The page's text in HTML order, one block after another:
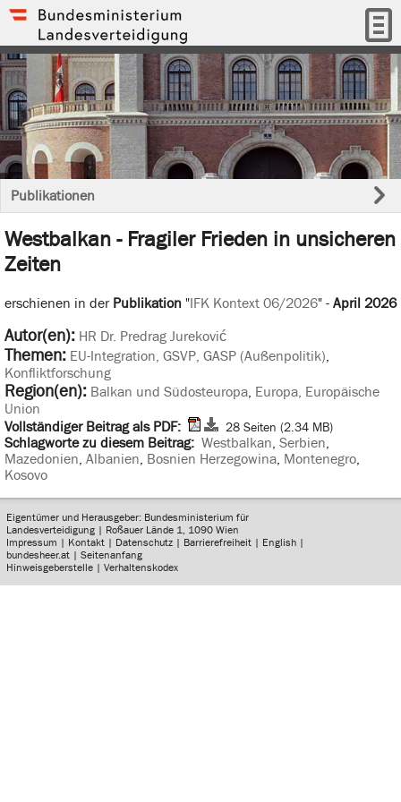
Publikationen
Westbalkan - Fragiler Frieden in unsicheren
Zeiten
erschienen in der Publikation"IFK Kontext 06/2026" - April 2026
Autor(en): HR Dr. Predrag Jureković
Themen: EU-Integration, GSVP, GASP (Außenpolitik),
Konfliktforschung
Region(en): Balkan und Südosteuropa, Europa, Europäische
Union
Vollständiger Beitrag als PDF:
28 Seiten (2.34 MB)
Schlagworte zu diesem Beitrag: Westbalkan, Serbien,
Mazedonien, Albanien, Bosnien Herzegowina, Montenegro,
Kosovo
Eigentümer und Herausgeber: Bundesministerium für
Landesverteidigung | Roßauer Lände 1, 1090 Wien
Impressum | Kontakt | Datenschutz | Barrierefreiheit | English |
bundesheer.at |Seitenanfang
Hinweisgeberstelle |Verhaltenskodex